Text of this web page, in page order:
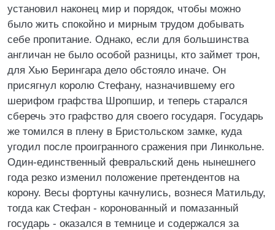
установил наконец мир и порядок, чтобы можно
было жить спокойно и мирным трудом добывать
себе пропитание. Однако, если для большинства
англичан не было особой разницы, кто займет трон,
для Хью Берингара дело обстояло иначе. Он
присягнул королю Стефану, назначившему его
шерифом графства Шропшир, и теперь старался
сберечь это графство для своего государя. Государь
же томился в плену в Бристольском замке, куда
угодил после проигранного сражения при Линкольне.
Один-единственный февральский день нынешнего
года резко изменил положение претендентов на
корону. Весы фортуны качнулись, вознеся Матильду,
тогда как Стефан - коронованный и помазанный
государь - оказался в темнице и содержался за